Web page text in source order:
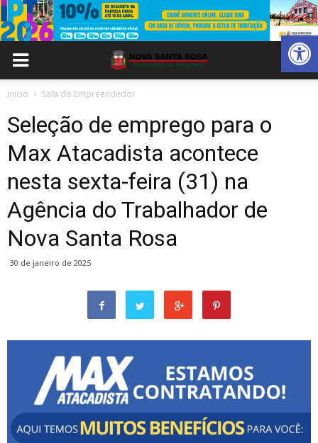
Abrir
Inicio Sala do Empreendedor
Seleção de emprego para o
Max Atacadista acontece
nesta sexta-feira (31) na
Agência do Trabalhador de
Nova Santa Rosa
30 de janeiro de 2025